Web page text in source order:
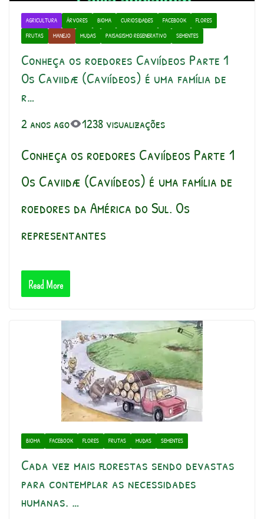
AGRICULTURA ÁRVORES BIOMA CURIOSIDADES FACEBOOK
FLORES
FRUTAS
MANEJO MUDAS PAISAGISMO REGENERATIVO SEMENTES
Conheça os roedores Caviídeos Parte 1
Os Caviidæ (Caviídeos) é uma família de
r…
2 anos ago 1238 visualizações
Conheça os roedores Caviídeos Parte 1
Os Caviidæ (Caviídeos) é uma família de
roedores da América do Sul. Os
representantes
Read More
BIOMA FACEBOOK FLORES FRUTAS MUDAS SEMENTES
Cada vez mais florestas sendo devastas
para contemplar as necessidades
humanas. …